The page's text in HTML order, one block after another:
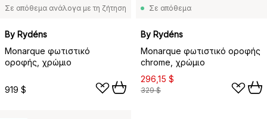
Σε απόθεμα ανάλογα με τη ζήτηση
By Rydéns
Monarque φωτιστικό
οροφής, χρώμιο
919 $
Σε απόθεμα
By Rydéns
Monarque φωτιστικό οροφής
chrome, χρώμιο
296,15 $
329 $